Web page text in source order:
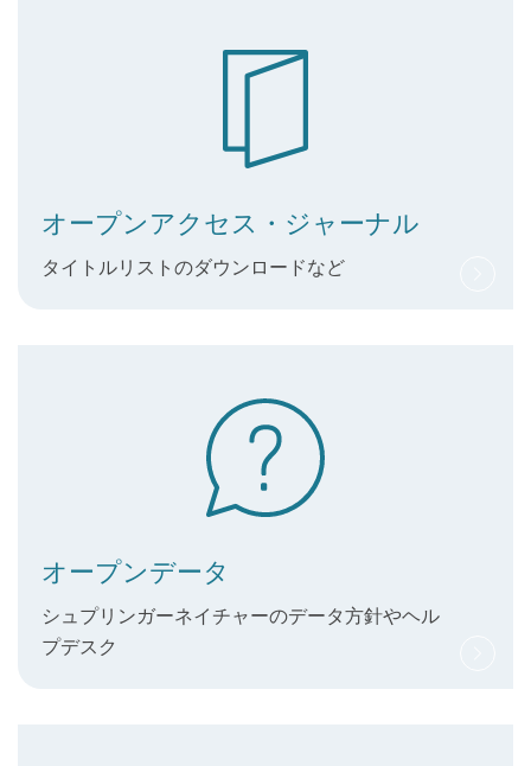
オープンアクセス・ジャーナル
タイトルリストのダウンロードなど
オープンデータ
シュプリンガーネイチャーのデータ方針やヘル
プデスク